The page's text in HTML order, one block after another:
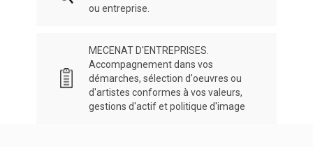
ou entreprise.
MECENAT D'ENTREPRISES.
Accompagnement dans vos
démarches, sélection d'oeuvres ou
d'artistes conformes à vos valeurs,
gestions d'actif et politique d'image